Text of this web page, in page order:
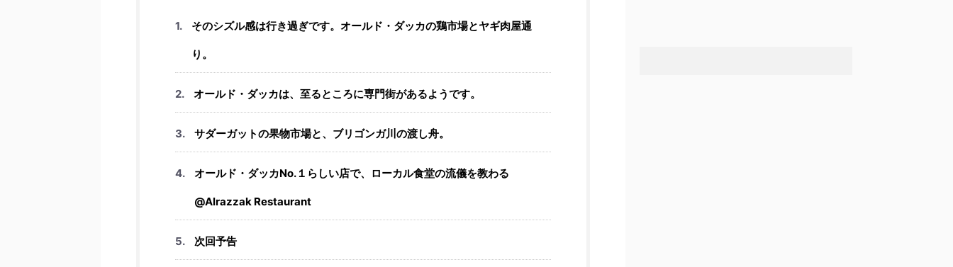
そのシズル感は行き過ぎです。オールド・ダッカの鶏市場とヤギ肉屋通
り。
オールド・ダッカは、至るところに専門街があるようです。
サダーガットの果物市場と、ブリゴンガ川の渡し舟。
オールド・ダッカNo.１らしい店で、ローカル食堂の流儀を教わる
@Alrazzak Restaurant
次回予告